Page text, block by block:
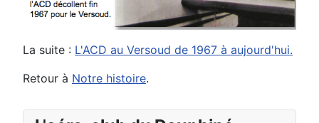
La suite : L'ACD au Versoud de 1967 à aujourd'hui.
Retour à Notre histoire.